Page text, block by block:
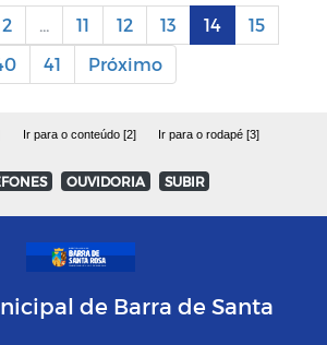
2 ... 11 12 13 14
15
41 Próximo
Ir para o conteúdo [2] Ir para o rodapé [3]
OUVIDORIA SUBIR
de Barra de Santa